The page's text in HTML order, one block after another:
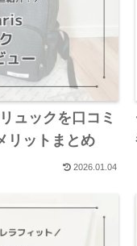
ュックを口コミ
リットまとめ
2026.01.04